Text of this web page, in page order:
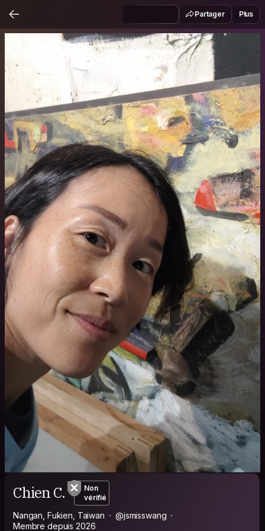
Partager Plus
Chien C.
Non
vérifié
Nangan, Fukien, Taiwan
@jsmisswang
Membre depuis 2026